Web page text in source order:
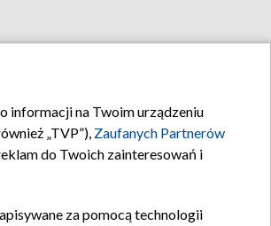
informacji na Twoim urządzeniu
„TVP”), Zaufanych Partnerów
do Twoich zainteresowań i
za pomocą technologii